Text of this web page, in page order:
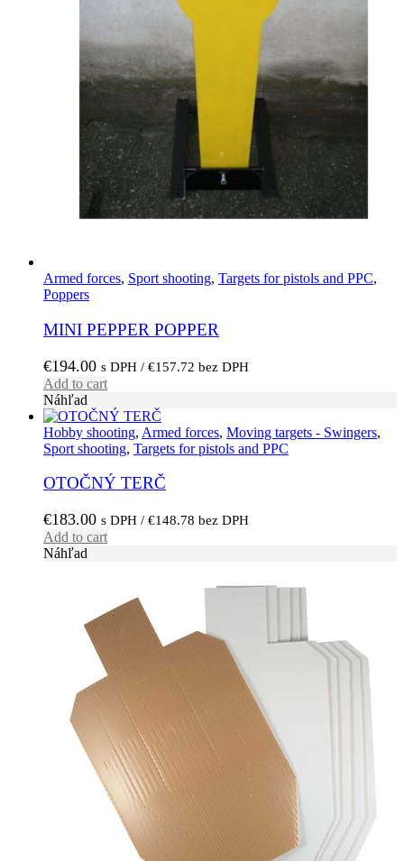
Armed forces, Sport shooting, Targets for pistols and PPC,
Poppers
MINI PEPPER POPPER
€194.00 s DPH / €157.72 bez DPH
Add to cart
Náhľad
Hobby shooting, Armed forces, Moving targets - Swingers,
Sport shooting, Targets for pistols and PPC
OTOČNÝ TERČ
€183.00 s DPH / €148.78 bez DPH
Add to cart
Náhľad